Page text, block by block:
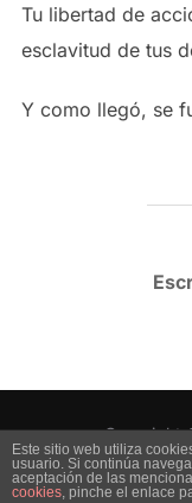
Tu libertad de
esclavitud de tus
Y como llegó, se
Copyright
Este sitio web utiliza
usuario. Si continúa
aceptación de las
cookies, pinche el enlace